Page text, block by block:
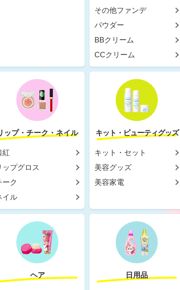
その他ファンデ
パウダー
BBクリーム
CCクリーム
ップ・チーク・ネイル
紅
ップグロス
ーク
イル
キット・ビューティグッズ
キット・セット
美容グッズ
美容家電
ヘア 日用品